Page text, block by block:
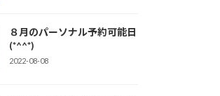
８月のパーソナル予約可能日
(*^^*)
2022-08-08